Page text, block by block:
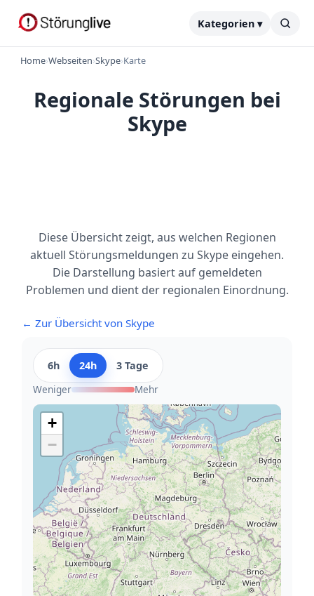
Kategorien ▾
Home›Webseiten›Skype›Karte
Regionale Störungen bei
Skype
Diese Übersicht zeigt, aus welchen Regionen
aktuell Störungsmeldungen zu Skype eingehen.
Die Darstellung basiert auf gemeldeten
Problemen und dient der regionalen Einordnung.
← Zur Übersicht von Skype
6h 24h
3 Tage
Weniger
Mehr
+
−